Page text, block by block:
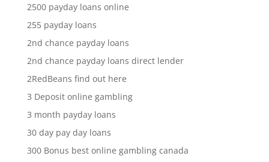
2500 payday loans online
255 payday loans
2nd chance payday loans
2nd chance payday loans direct lender
2RedBeans find out here
3 Deposit online gambling
3 month payday loans
30 day pay day loans
300 Bonus best online gambling canada